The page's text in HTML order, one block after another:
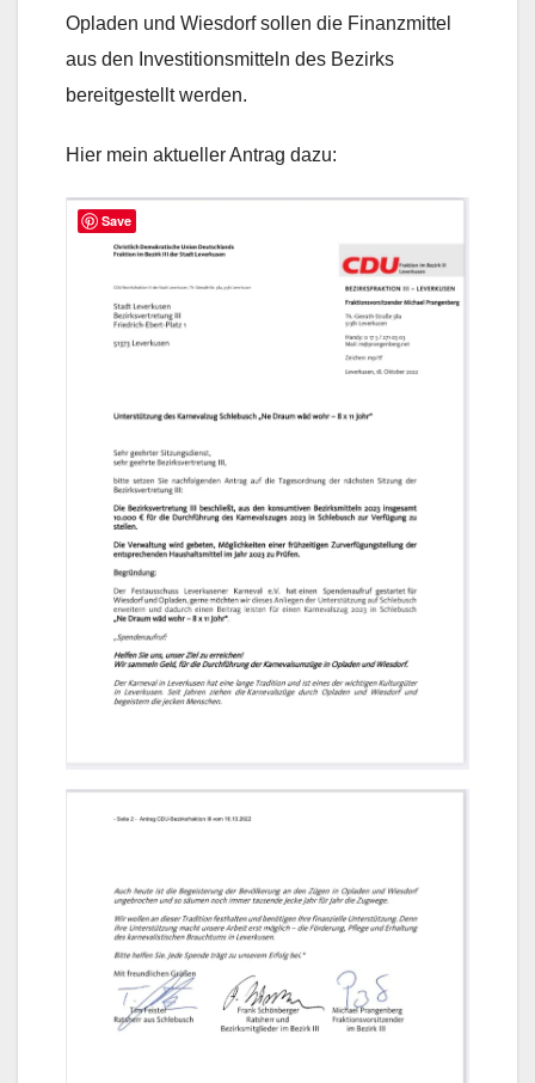
Opladen und Wiesdorf sollen die Finanzmittel
aus den Investitionsmitteln des Bezirks
bereitgestellt werden.
Hier mein aktueller Antrag dazu:
Save